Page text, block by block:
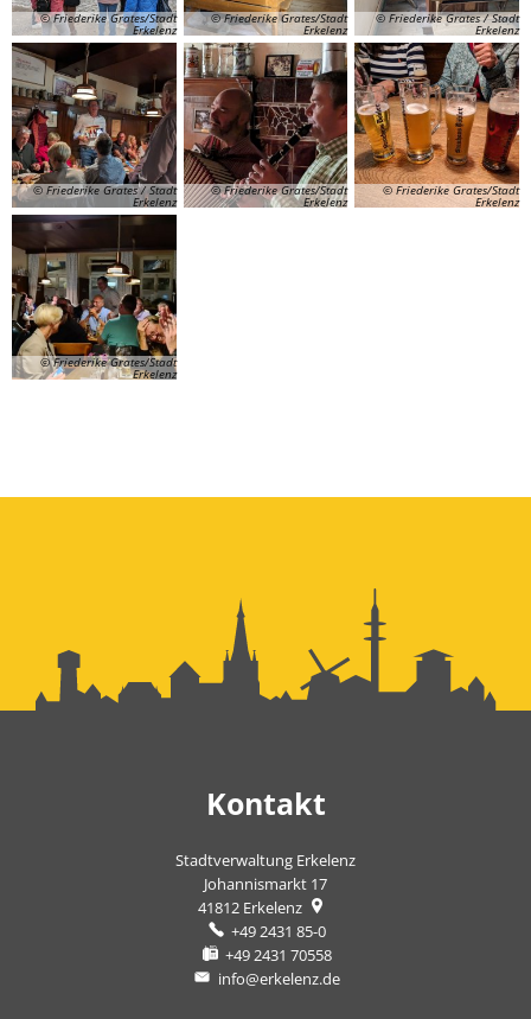
© Friederike Grates/Stadt
Erkelenz
© Friederike Grates/Stadt
Erkelenz
© Friederike Grates / Stadt
Erkelenz
© Friederike Grates / Stadt
Erkelenz
© Friederike Grates/Stadt
Erkelenz
© Friederike Grates/Stadt
Erkelenz
© Friederike Grates/Stadt
Erkelenz
Kontakt
Stadtverwaltung Erkelenz
Johannismarkt 17
41812 Erkelenz
+49 2431 85-0
+49 2431 70558
info@erkelenz.de